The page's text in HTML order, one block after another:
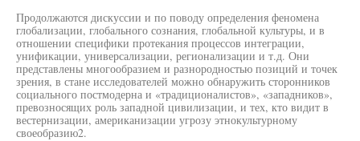
Продолжаются дискуссии и по поводу определения феномена
глобализации, глобального сознания, глобальной культуры, и в
отношении специфики протекания процессов интеграции,
унификации, универсализации, регионализации и т.д. Они
представлены многообразием и разнородностью позиций и точек
зрения, в стане исследователей можно обнаружить сторонников
социального постмодерна и «традиционалистов», «западников»,
превозносящих роль западной цивилизации, и тех, кто видит в
вестернизации, американизации угрозу этнокультурному
своеобразию2.